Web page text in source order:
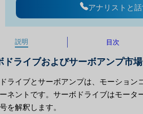
アナリストと
説明 目次
ドライブおよびサーボアンプ市
ライブとサーボアンプは、モーション
ネントです。サーボドライブはモータ
を解釈します。